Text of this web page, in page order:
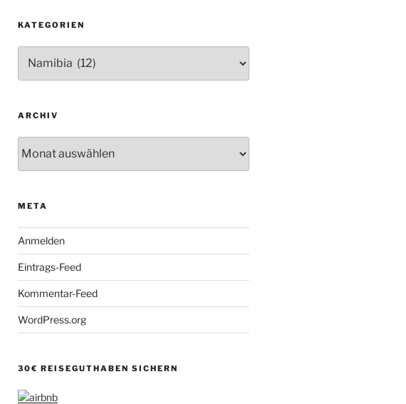
KATEGORIEN
ARCHIV
META
Anmelden
Eintrags-Feed
Kommentar-Feed
WordPress.org
30€ REISEGUTHABEN SICHERN